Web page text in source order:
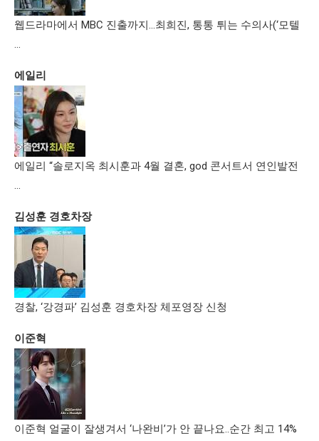
웹드라마에서 MBC 진출까지…최희진, 통통 튀는 수의사(‘모텔
…
에일리
에일리 “솔로지옥 최시훈과 4월 결혼, god 콘서트서 연인발전
…
김성훈 경호차장
경찰, ‘강경파’ 김성훈 경호차장 체포영장 신청
이준혁
이준혁 얼굴이 잘생겨서 ‘나완비’가 안 끝나요..순간 최고 14%